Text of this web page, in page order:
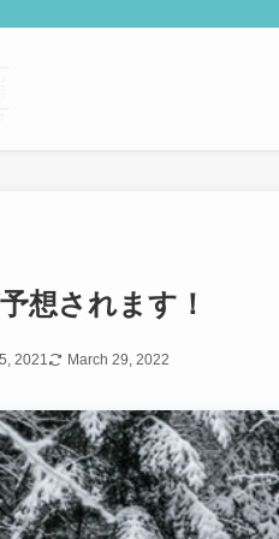
想されます！
2021 March 29, 2022